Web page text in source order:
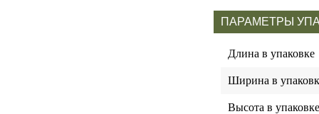
ПАРАМЕТРЫ
Длина в упаковке
Ширина в
Высота в упаковке